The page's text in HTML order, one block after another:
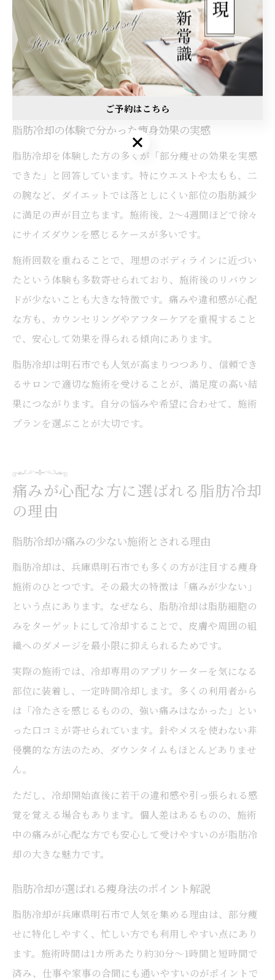
けましょう。
不安や疑問がある場合は、事前にサロンへ相談し、納得
した上で施術を受けることが重要です。信頼できるサロ
ン選びが、安心して脂肪冷却を受けるポイントとなりま
す。
脂肪冷却の体験で分かった痩身効果の実感
脂肪冷却を体験した方の多くが「部分痩せの効果を実感
できた」と回答しています。特にウエストや太もも、二
の腕など、ダイエットでは落としにくい部位の脂肪減少
に満足の声が目立ちます。施術後、2～4週間ほどで徐々
にサイズダウンを感じるケースが多いです。
施術回数を重ねることで、理想のボディラインに近づい
たという体験も多数寄せられており、施術後のリバウン
ドが少ないことも大きな特徴です。痛みや違和感が心配
な方も、カウンセリングやアフターケアを重視すること
で、安心して効果を得られる傾向にあります。
脂肪冷却は明石市でも人気が高まりつつあり、信頼でき
るサロンで適切な施術を受けることが、満足度の高い結
果につながります。自分の悩みや希望に合わせて、施術
プランを選ぶことが大切です。
痛みが心配な方に選ばれる脂肪冷却
の理由
脂肪冷却が痛みの少ない施術とされる理由
脂肪冷却は、兵庫県明石市でも多くの方が注目する痩身
施術のひとつです。その最大の特徴は「痛みが少ない」
という点にあります。なぜなら、脂肪冷却は脂肪細胞の
みをターゲットにして冷却することで、皮膚や周囲の組
織へのダメージを最小限に抑えられるためです。
実際の施術では、冷却専用のアプリケーターを気になる
部位に装着し、一定時間冷却します。多くの利用者から
は「冷たさを感じるものの、強い痛みはなかった」とい
った口コミが寄せられています。針やメスを使わない非
侵襲的な方法のため、ダウンタイムもほとんどありませ
ん。
ただし、冷却開始直後に若干の違和感や引っ張られる感
覚を覚える場合もあります。個人差はあるものの、施術
中の痛みが心配な方でも安心して受けやすいのが脂肪冷
却の大きな魅力です。
脂肪冷却が選ばれる痩身法のポイント解説
脂肪冷却が兵庫県明石市で人気を集める理由は、部分痩
せに特化しやすく、忙しい方でも利用しやすい点にあり
ます。施術時間は1カ所あたり約30分～1時間と短時間で
済み、仕事や家事の合間にも通いやすいのがポイントで
ご予約はこちら